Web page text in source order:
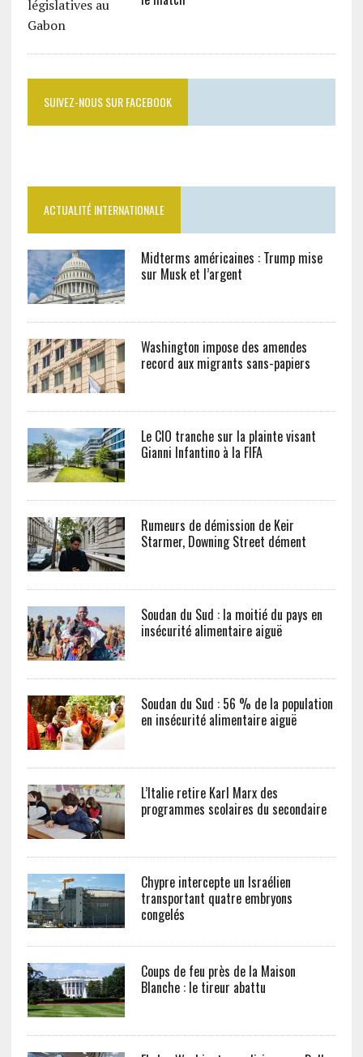
SUIVEZ-NOUS SUR FACEBOOK
ACTUALITÉ INTERNATIONALE
Midterms américaines : Trump mise
sur Musk et l’argent
Washington impose des amendes
record aux migrants sans-papiers
Le CIO tranche sur la plainte visant
Gianni Infantino à la FIFA
Rumeurs de démission de Keir
Starmer, Downing Street dément
Soudan du Sud : la moitié du pays en
insécurité alimentaire aiguë
Soudan du Sud : 56 % de la population
en insécurité alimentaire aiguë
L’Italie retire Karl Marx des
programmes scolaires du secondaire
Chypre intercepte un Israélien
transportant quatre embryons
congelés
Coups de feu près de la Maison
Blanche : le tireur abattu